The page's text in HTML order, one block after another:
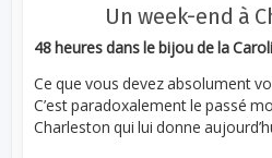
Un week-end à
48 heures dans le bijou de la
Ce que vous devez absolument
C’est paradoxalement le passé
Charleston qui lui donne